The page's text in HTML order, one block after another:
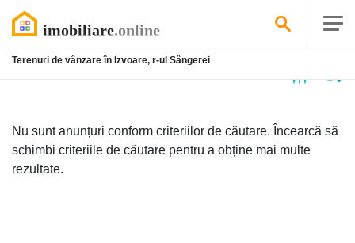
Terenuri de vânzare în Izvoare, r-ul Sângerei
Nu sunt anunțuri conform criteriilor de căutare. Încearcă să
schimbi criteriile de căutare pentru a obține mai multe
rezultate.